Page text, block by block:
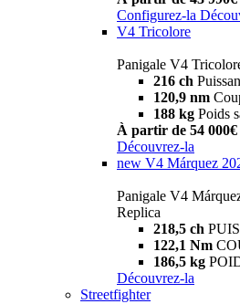
Configurez-la
V4 Tricolore
Panigale V4
216 ch
120,9 nm
188 kg Poids
À partir de 54 000€
Découvrez-la
new V4 Márquez
Panigale V4
Replica
218,5 ch
122,1 Nm
186,5 kg
Découvrez-la
Streetfighter